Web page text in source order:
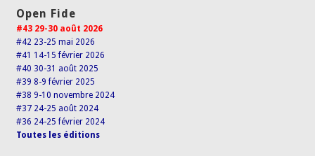
Open Fide
#43 29-30 août 2026
#42 23-25 mai 2026
#41 14-15 février 2026
#40 30-31 août 2025
#39 8-9 février 2025
#38 9-10 novembre 2024
#37 24-25 août 2024
#36 24-25 février 2024
Toutes les éditions